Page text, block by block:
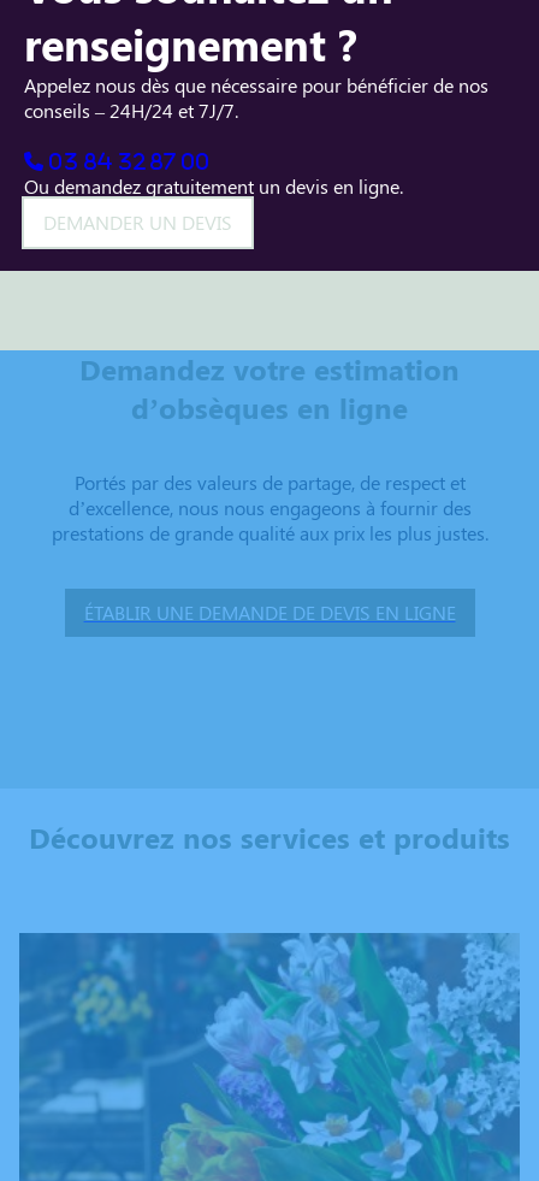
renseignement ?
Appelez nous dès que nécessaire pour bénéficier de nos
conseils – 24H/24 et 7J/7.
03 84 32 87 00
Ou demandez gratuitement un devis en ligne.
DEMANDER UN DEVIS
Demandez votre estimation
d’obsèques en ligne
Portés par des valeurs de partage, de respect et
d’excellence, nous nous engageons à fournir des
prestations de grande qualité aux prix les plus justes.
ÉTABLIR UNE DEMANDE DE DEVIS EN LIGNE
Découvrez nos services et produits